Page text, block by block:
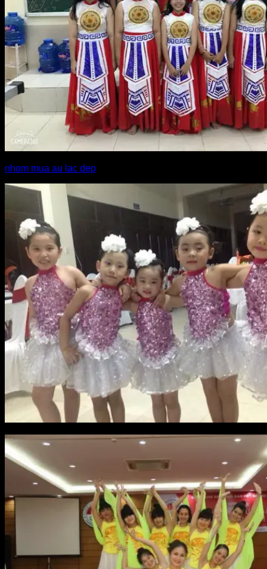
nhom mua au lac dep